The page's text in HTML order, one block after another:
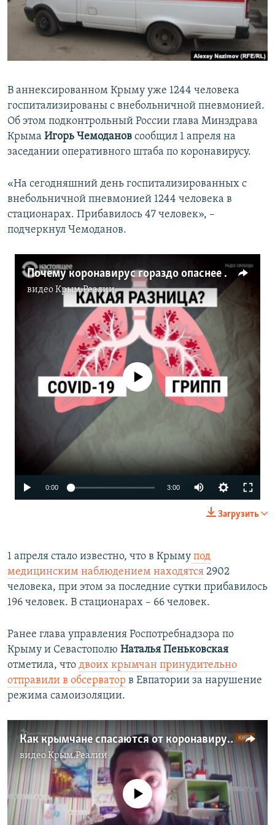
ПОБЕДИТЕЛЕЙ НЕ СУДЯТ?
КРЫМ.НЕПОКОРЕННЫЙ
ПРИСОЕДИНЯЙТЕСЬ!
Все сайты RFE/RL
В аннексированном Крыму уже 1244 человека
госпитализированы с внебольничной пневмонией.
Об этом подконтрольный России глава Минздрава
Крыма Игорь Чемоданов сообщил 1 апреля на
заседании оперативного штаба по коронавирусу.
«На сегодняшний день госпитализированных с
внебольничной пневмонией 1244 человека в
стационарах. Прибавилось 47 человек», –
подчеркнул Чемоданов.
Почему коронавирус гораздо опаснее гриппа (видео)
видеоКрым.Реалии
Auto 360p
No media source currently available
0:00 3:00
270p
1080p
Загрузить
1 апреля стало известно, что в Крыму под
медицинским наблюдением находятся 2902
человека, при этом за последние сутки прибавилось
196 человек. В стационарах – 66 человек.
Ранее глава управления Роспотребнадзора по
Крыму и Севастополю Наталья Пеньковская
отметила, что двоих крымчан принудительно
отправили в обсерватор в Евпатории за нарушение
режима самоизоляции.
Как крымчане спасаются от коронавируса? | Крым.Реалии ТВ (видео)
видео Крым.Реалии
No media source currently available